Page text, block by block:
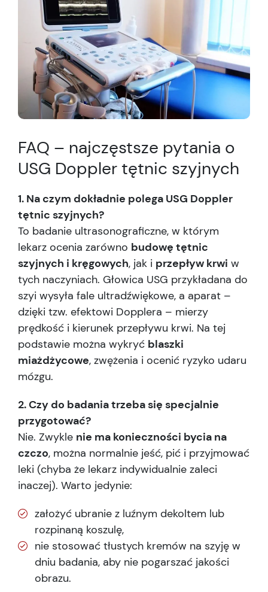
FAQ – najczęstsze pytania o
USG Doppler tętnic szyjnych
1. Na czym dokładnie polega USG Doppler
tętnic szyjnych?
To badanie ultrasonograficzne, w którym
lekarz ocenia zarówno budowę tętnic
szyjnych i kręgowych, jak i przepływ krwi w
tych naczyniach. Głowica USG przykładana do
szyi wysyła fale ultradźwiękowe, a aparat –
dzięki tzw. efektowi Dopplera – mierzy
prędkość i kierunek przepływu krwi. Na tej
podstawie można wykryć blaszki
miażdżycowe, zwężenia i ocenić ryzyko udaru
mózgu.
2. Czy do badania trzeba się specjalnie
przygotować?
Nie. Zwykle nie ma konieczności bycia na
czczo, można normalnie jeść, pić i przyjmować
leki (chyba że lekarz indywidualnie zaleci
inaczej). Warto jedynie:
założyć ubranie z luźnym dekoltem lub
rozpinaną koszulę,
nie stosować tłustych kremów na szyję w
dniu badania, aby nie pogarszać jakości
obrazu.